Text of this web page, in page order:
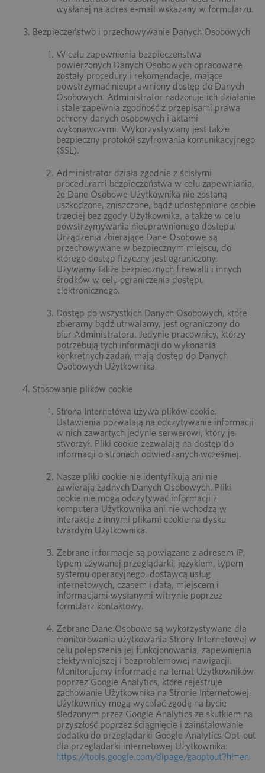
wysłanej na adres e-mail wskazany w formularzu.
Bezpieczeństwo i przechowywanie Danych Osobowych
W celu zapewnienia bezpieczeństwa
powierzonych Danych Osobowych opracowane
zostały procedury i rekomendacje, mające
powstrzymać nieuprawniony dostęp do Danych
Osobowych. Administrator nadzoruje ich działanie
i stale zapewnia zgodność z przepisami prawa
ochrony danych osobowych i aktami
wykonawczymi. Wykorzystywany jest także
bezpieczny protokół szyfrowania komunikacyjnego
(SSL).
Administrator działa zgodnie z ścisłymi
procedurami bezpieczeństwa w celu zapewniania,
że Dane Osobowe Użytkownika nie zostaną
uszkodzone, zniszczone, bądź udostępnione osobie
trzeciej bez zgody Użytkownika, a także w celu
powstrzymywania nieuprawnionego dostępu.
Urządzenia zbierające Dane Osobowe są
przechowywane w bezpiecznym miejscu, do
którego dostęp fizyczny jest ograniczony.
Używamy także bezpiecznych firewalli i innych
środków w celu ograniczenia dostępu
elektronicznego.
Dostęp do wszystkich Danych Osobowych, które
zbieramy bądź utrwalamy, jest ograniczony do
biur Administratora. Jedynie pracownicy, którzy
potrzebują tych informacji do wykonania
konkretnych zadań, mają dostęp do Danych
Osobowych Użytkownika.
Stosowanie plików cookie
Strona Internetowa używa plików cookie.
Ustawienia pozwalają na odczytywanie informacji
w nich zawartych jedynie serwerowi, który je
stworzył. Pliki cookie zezwalają na dostęp do
informacji o stronach odwiedzanych wcześniej.
Nasze pliki cookie nie identyfikują ani nie
zawierają żadnych Danych Osobowych. Pliki
cookie nie mogą odczytywać informacji z
komputera Użytkownika ani nie wchodzą w
interakcje z innymi plikami cookie na dysku
twardym Użytkownika.
Zebrane informacje są powiązane z adresem IP,
typem używanej przeglądarki, językiem, typem
systemu operacyjnego, dostawcą usług
internetowych, czasem i datą, miejscem i
informacjami wysłanymi witrynie poprzez
formularz kontaktowy.
Zebrane Dane Osobowe są wykorzystywane dla
monitorowania użytkowania Strony Internetowej w
celu polepszenia jej funkcjonowania, zapewnienia
efektywniejszej i bezproblemowej nawigacji.
Monitorujemy informacje na temat Użytkowników
poprzez Google Analytics, które rejestruje
zachowanie Użytkownika na Stronie Internetowej.
Użytkownicy mogą wycofać zgodę na bycie
śledzonym przez Google Analytics ze skutkiem na
przyszłość poprzez ściągnięcie i zainstalowanie
dodatku do przeglądarki Google Analytics Opt-out
dla przeglądarki internetowej Użytkownika:
https://tools.google.com/dlpage/gaoptout?hl=en